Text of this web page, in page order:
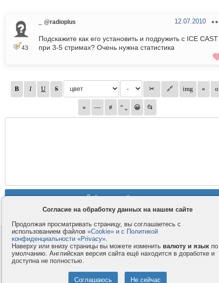
43
@radioplus 12.07.2010
Подскажите как его установить и подружить с ICE CAST
при 3-5 стримах? Очень нужна статистика
Контакты
Компания
Правила и условия
Услуги
Форумы
Согласие на обработку данных на нашем сайте
Продолжая просматривать страницу, вы соглашаетесь с
использованием файлов «Cookie» и с Политикой
конфиденциальности «Privacy».
Наверху или внизу страницы вы можете изменить валюту и язык по
умолчанию. Английская версия сайта ещё находится в доработке и
доступна не полностью.